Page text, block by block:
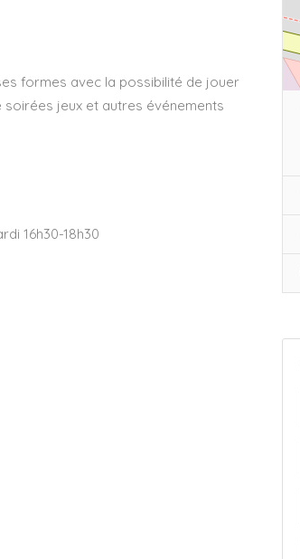
formes avec la possibilité de jouer
soirées jeux et autres événements
16h30-18h30